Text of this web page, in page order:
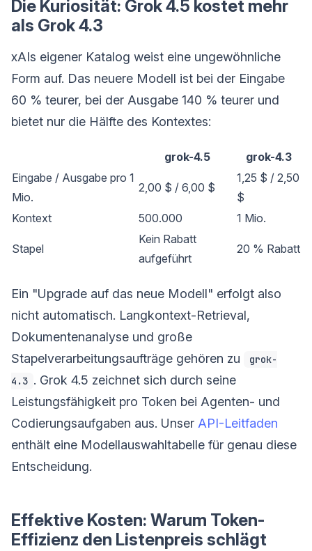
Die Kuriosität: Grok 4.5 kostet mehr
als Grok 4.3
xAIs eigener Katalog weist eine ungewöhnliche
Form auf. Das neuere Modell ist bei der Eingabe
60 % teurer, bei der Ausgabe 140 % teurer und
bietet nur die Hälfte des Kontextes:
grok-4.5
grok-4.3
Eingabe / Ausgabe pro 1
Mio.
2,00 $ / 6,00 $
1,25 $ / 2,50
$
Kontext
500.000 1 Mio.
Stapel
Kein Rabatt
aufgeführt
20 % Rabatt
Ein "Upgrade auf das neue Modell" erfolgt also
nicht automatisch. Langkontext-Retrieval,
Dokumentenanalyse und große
Stapelverarbeitungsaufträge gehören zu
grok-
4.3 . Grok 4.5 zeichnet sich durch seine
Leistungsfähigkeit pro Token bei Agenten- und
Codierungsaufgaben aus. Unser API-Leitfaden
enthält eine Modellauswahltabelle für genau diese
Entscheidung.
Effektive Kosten: Warum Token-
Effizienz den Listenpreis schlägt